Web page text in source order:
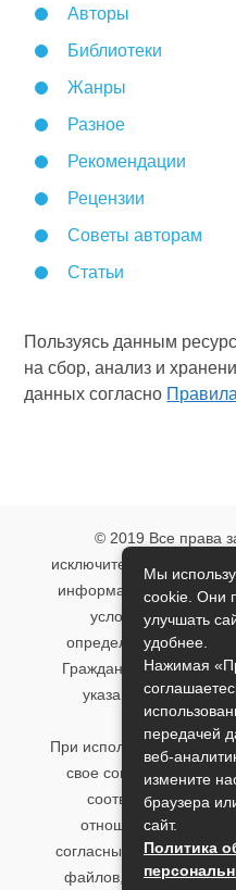
Авторы
Библиотеки
Жанры
Разное
Рекомендации
Рецензии
Советы авторам
Статьи
Пользуясь данным
на сбор, анализ и
данных согласно
© 2019 Все права
исключительно
информация,
условиях не
определяемой
Гражданского кодекса
указанные условия
При использовании
свое согласие на
соответствии с
отношении данного
согласны с тем, чтобы
файлов, то вы должны
Мы
cookie. Они
улучшать
удобнее.
Нажимая
передачей
веб-
измените
браузера
сайт.
Политика